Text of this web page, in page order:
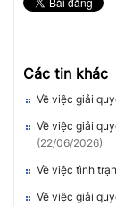
Các tin khác
Về việc giải
Về việc giải
(22/06/2026)
Về việc tình
Về việc giải